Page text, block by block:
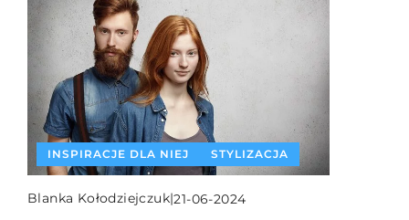
INSPIRACJE DLA NIEGO
Redaktor Blue Whale Press|01-12-2025
INSPIRACJE DLA WAS
MODA DZIECIĘCA
Redaktor Blue Whale Press|18-02-2026
INSPIRACJE DLA NIEJ STYLIZACJA
Blanka Kołodziejczuk|21-06-2024